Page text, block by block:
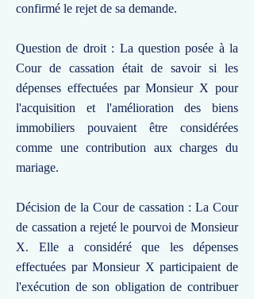
confirmé le rejet de sa demande.
Question de droit : La question posée à la
Cour de cassation était de savoir si les
dépenses effectuées par Monsieur X pour
l'acquisition et l'amélioration des biens
immobiliers pouvaient être considérées
comme une contribution aux charges du
mariage.
Décision de la Cour de cassation : La Cour
de cassation a rejeté le pourvoi de Monsieur
X. Elle a considéré que les dépenses
effectuées par Monsieur X participaient de
l'exécution de son obligation de contribuer